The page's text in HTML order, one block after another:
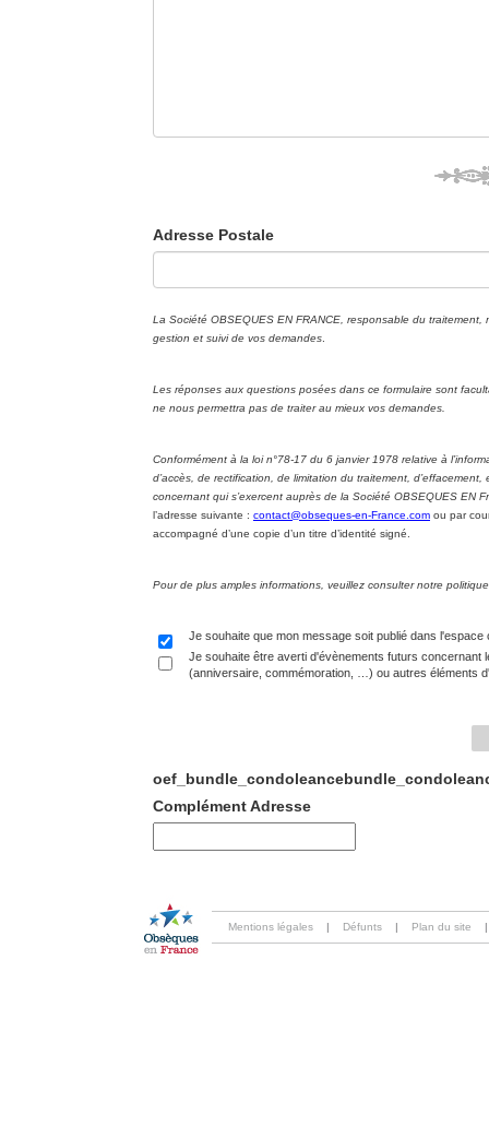
Adresse Postale
La Société OBSEQUES EN FRANCE, responsable du
gestion et suivi de vos demandes
Les réponses aux questions posées dans ce formulaire sont
ne nous permettra pas de traiter au mieux vos demandes.
Conformément à la loi n°78-17 du 6 janvier 1978 relative à
d’accès, de rectification, de limitation du traitement,
concernant qui s’exercent auprès de la Société OBSEQUES EN
l’adresse suivante : contact@obseques-en-France.com ou par
accompagné d’une copie d’un titre d’identité signé.
Pour de plus amples informations, veuillez consulter notre
Je souhaite que mon message soit publié dans l'espace
Je souhaite être averti d'évènements futurs concernant
(anniversaire, commémoration, …) ou autres éléments
Complément Adresse
Mentions légales | Défunts | Plan du site |